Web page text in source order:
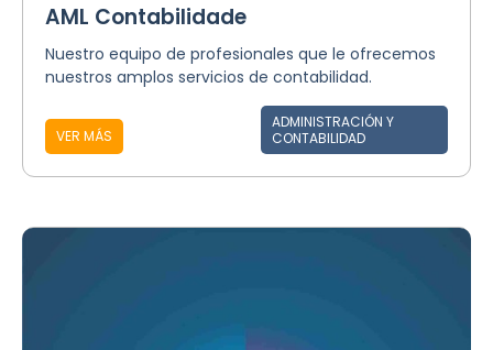
AML Contabilidade
Nuestro equipo de profesionales que le ofrecemos
nuestros amplos servicios de contabilidad.
VER MÁS
ADMINISTRACIÓN Y
CONTABILIDAD